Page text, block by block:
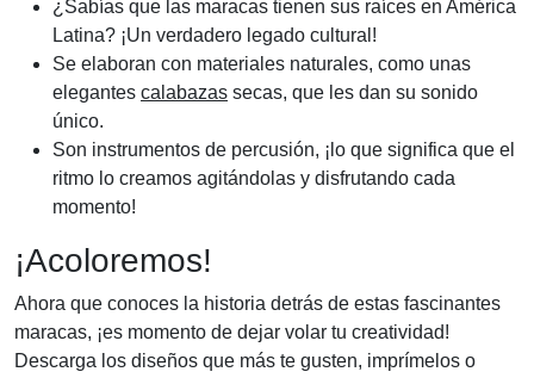
¿Sabías que las maracas tienen sus raíces en América
Latina? ¡Un verdadero legado cultural!
Se elaboran con materiales naturales, como unas
elegantes calabazas secas, que les dan su sonido
único.
Son instrumentos de percusión, ¡lo que significa que el
ritmo lo creamos agitándolas y disfrutando cada
momento!
¡Acoloremos!
Ahora que conoces la historia detrás de estas fascinantes
maracas, ¡es momento de dejar volar tu creatividad!
Descarga los diseños que más te gusten, imprímelos o